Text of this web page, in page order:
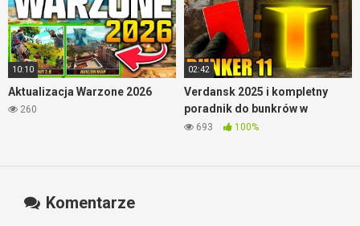
10:10
Aktualizacja Warzone 2026
260
02:42
Verdansk 2025 i kompletny
poradnik do bunkrów w
Warzone
693 100%
Komentarze